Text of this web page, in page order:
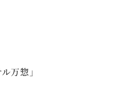
万惣」